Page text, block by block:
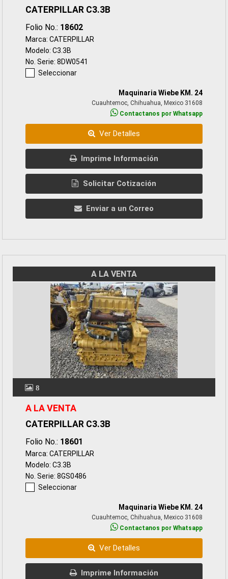
CATERPILLAR C3.3B
Folio No.: 18602
Marca: CATERPILLAR
Modelo: C3.3B
No. Serie: 8DW0541
Seleccionar
Maquinaria Wiebe KM. 24
Cuauhtemoc, Chihuahua, Mexico 31608
Contactanos por Whatsapp
Ver Detalles
Imprime Información
Solicitar Cotización
Enviar a un Correo
A LA VENTA
8
A LA VENTA
CATERPILLAR C3.3B
Folio No.: 18601
Marca: CATERPILLAR
Modelo: C3.3B
No. Serie: 8GS0486
Seleccionar
Maquinaria Wiebe KM. 24
Cuauhtemoc, Chihuahua, Mexico 31608
Contactanos por Whatsapp
Ver Detalles
Imprime Información